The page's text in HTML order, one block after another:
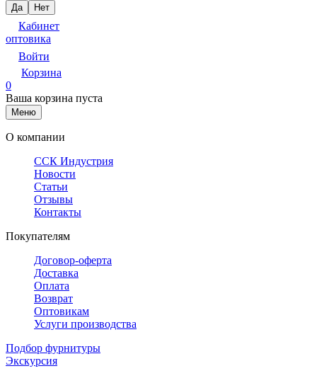
Да Нет
Кабинет
оптовика
Войти
Корзина
0
Ваша корзина пуста
Меню
О компании
ССК Индустрия
Новости
Статьи
Отзывы
Контакты
Покупателям
Договор-оферта
Доставка
Оплата
Возврат
Оптовикам
Услуги производства
Подбор фурнитуры
Экскурсия